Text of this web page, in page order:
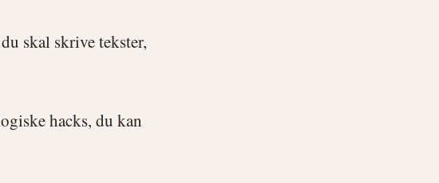
skal skrive tekster,
hacks, du kan